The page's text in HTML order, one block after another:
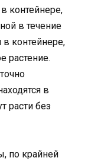
контейнере,
в течение
контейнере,
растение.
в
расти без
по крайней